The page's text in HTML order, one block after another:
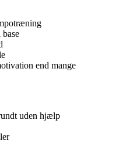
end mange
uden hjælp